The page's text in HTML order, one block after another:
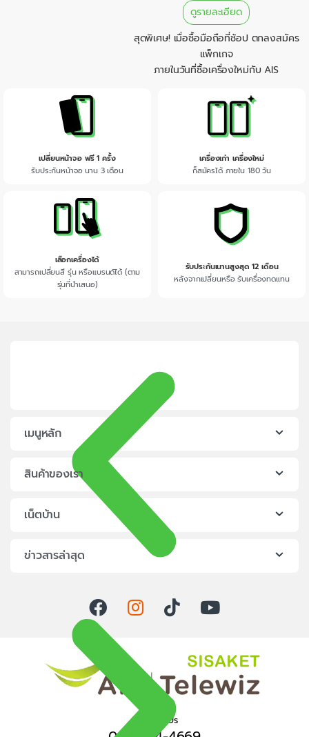
ดูรายละเอียด
สุดพิเศษ! เมื่อซื้อมือถือที่ช้อป ตกลงสมัคร
แพ็กเกจ
ภายในวันที่ซื้อเครื่องใหม่กับ AIS
เปลี่ยนหน้าจอ ฟรี 1 ครั้ง
รับประกันหน้าจอ นาน 3 เดือน
เครื่องเก่า เครื่องใหม่
ก็สมัครได้ ภายใน 180 วัน
เลือกเครื่องได้
สามารถเปลี่ยนสี รุ่น หรือแบรนด์ได้ (ตาม
รุ่นที่นำเสนอ)
รับประกันเนานสูงสุด 12 เดือน
หลังจากเปลี่ยนหรือ รับเครื่องทดแทน
เมนูหลัก
สินค้าของเรา
เน็ตบ้าน
ข่าวสารล่าสุด
Contact Us